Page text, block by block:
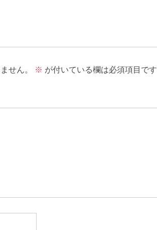
せん。 ※ が付いている欄は必須項目です